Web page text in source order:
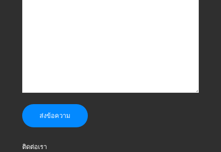
ติดต่อเรา